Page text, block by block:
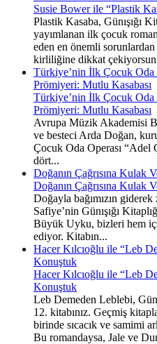
Susie Bower ile “Plastik
Plastik Kasaba, Günışığı
yayımlanan ilk çocuk
eden en önemli
kirliliğine dikkat
Türkiye’nin İlk Çocuk Oda
Prömiyeri: Mutlu Kasabası
Türkiye’nin İlk Çocuk Oda
Prömiyeri: Mutlu Kasabası
Avrupa Müzik Akademisi
ve besteci Arda Doğan,
Çocuk Oda Operası “Adel
dört...
Doğanın Çağrısına Kulak
Doğanın Çağrısına Kulak
Doğayla bağımızın giderek
Safiye’nin Günışığı
Büyük Uyku, bizleri hem
ediyor. Kitabın...
Hacer Kılcıoğlu ile “Leb
Konuştuk
Hacer Kılcıoğlu ile “Leb
Konuştuk
Leb Demeden Leblebi,
12. kitabınız. Geçmiş
birinde sıcacık ve samimi
Bu romandaysa, Jale ve